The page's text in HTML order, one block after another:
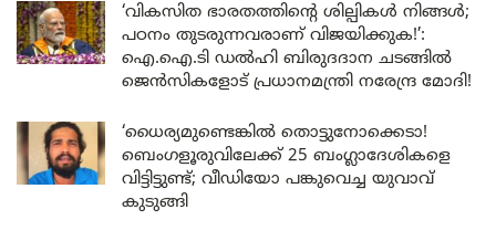
‘വികസിത ഭാരതത്തിന്റെ ശില്പികൾ നിങ്ങൾ;
പഠനം തുടരുന്നവരാണ് വിജയിക്കുക!’:
ഐ.ഐ.ടി ഡൽഹി ബിരുദദാന ചടങ്ങിൽ
ജെൻസികളോട് പ്രധാനമന്ത്രി നരേന്ദ്ര മോദി!
‘ധൈര്യമുണ്ടെങ്കിൽ തൊട്ടുനോക്കെടാ!
ബെംഗളൂരുവിലേക്ക് 25 ബംഗ്ലാദേശികളെ
വിട്ടിട്ടുണ്ട്; വീഡിയോ പങ്കുവെച്ച യുവാവ്
കുടുങ്ങി